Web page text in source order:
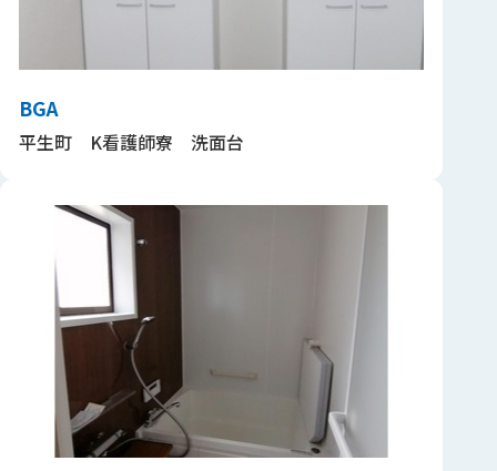
BGA
平生町 K看護師寮 洗面台